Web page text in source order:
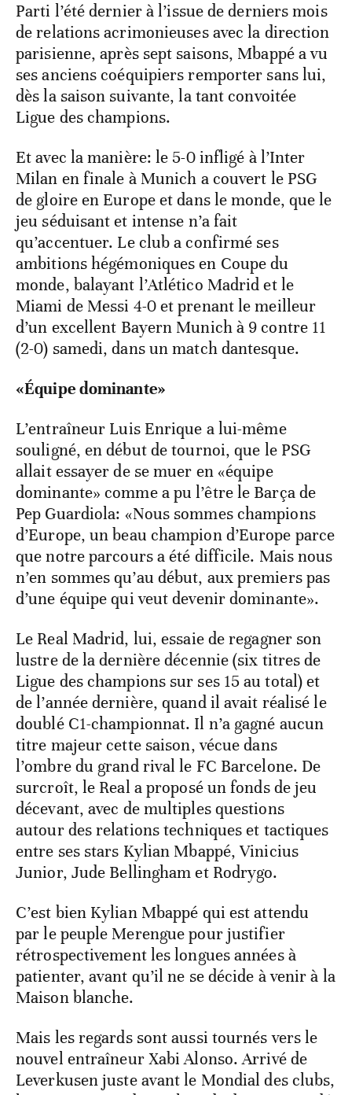
Parti l’été dernier à l’issue de derniers mois
de relations acrimonieuses avec la direction
parisienne, après sept saisons, Mbappé a vu
ses anciens coéquipiers remporter sans lui,
dès la saison suivante, la tant convoitée
Ligue des champions.
Et avec la manière: le 5-0 infligé à l’Inter
Milan en finale à Munich a couvert le PSG
de gloire en Europe et dans le monde, que le
jeu séduisant et intense n’a fait
qu’accentuer. Le club a confirmé ses
ambitions hégémoniques en Coupe du
monde, balayant l’Atlético Madrid et le
Miami de Messi 4-0 et prenant le meilleur
d’un excellent Bayern Munich à 9 contre 11
(2-0) samedi, dans un match dantesque.
«Équipe dominante»
L’entraîneur Luis Enrique a lui-même
souligné, en début de tournoi, que le PSG
allait essayer de se muer en «équipe
dominante» comme a pu l’être le Barça de
Pep Guardiola: «Nous sommes champions
d’Europe, un beau champion d’Europe parce
que notre parcours a été difficile. Mais nous
n’en sommes qu’au début, aux premiers pas
d’une équipe qui veut devenir dominante».
Le Real Madrid, lui, essaie de regagner son
lustre de la dernière décennie (six titres de
Ligue des champions sur ses 15 au total) et
de l’année dernière, quand il avait réalisé le
doublé C1-championnat. Il n’a gagné aucun
titre majeur cette saison, vécue dans
l’ombre du grand rival le FC Barcelone. De
surcroît, le Real a proposé un fonds de jeu
décevant, avec de multiples questions
autour des relations techniques et tactiques
entre ses stars Kylian Mbappé, Vinicius
Junior, Jude Bellingham et Rodrygo.
C’est bien Kylian Mbappé qui est attendu
par le peuple Merengue pour justifier
rétrospectivement les longues années à
patienter, avant qu’il ne se décide à venir à la
Maison blanche.
Mais les regards sont aussi tournés vers le
nouvel entraîneur Xabi Alonso. Arrivé de
Leverkusen juste avant le Mondial des clubs,